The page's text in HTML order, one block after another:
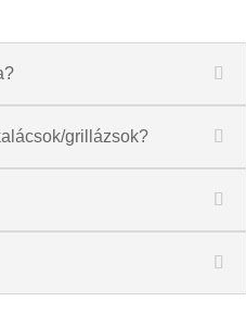
grillázsok?